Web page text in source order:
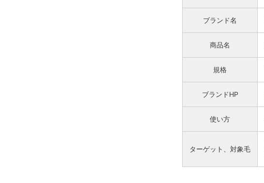
ブランド名
商品名
規格
ブランドHP
使い方
ターゲット、対象毛